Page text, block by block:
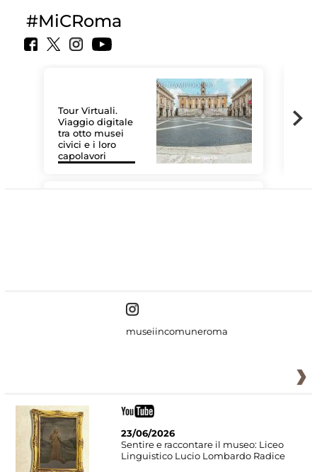
#MiCRoma
Tour Virtuali.
Viaggio digitale
tra otto musei
civici e i loro
capolavori
museiincomuneroma
23/06/2026
Sentire e raccontare il museo: Liceo
Linguistico Lucio Lombardo Radice